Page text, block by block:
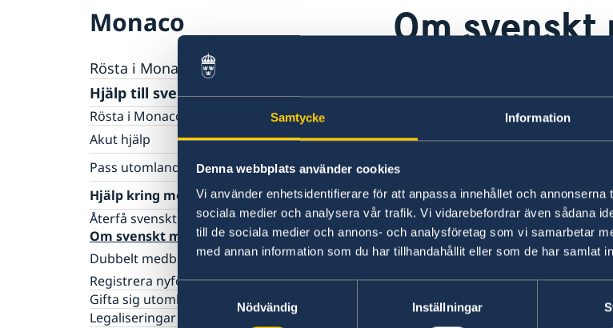
Samtycke Information
Denna webbplats använder cookies
Vi använder enhetsidentifierare för att anpassa innehållet och
sociala medier och analysera vår trafik. Vi vidarebefordrar även sådana
till de sociala medier och annons- och analysföretag som vi samarbetar
med annan information som du har tillhandahållit eller som de har samlat
Samtyckesval
Nödvändig
Inställningar
Monaco
Rösta i Monaco
Hjälp till svenskar i Monaco
Rösta i Monaco
Akut hjälp
Ekonomiskt nödställd
Om du blir sjuk eller råkar ut för en olycka
Juridisk hjälp i utlandet
Dödsfall
Larmcentraler
Hemtransport
Pass utomlands
Förlust av pass
Förnyelse av pass för vuxna
Förnyelse av pass för barn under 18 år
Ansökan om pass för barn under 18 år
Provisoriskt pass
Nationellt id-kort
Samordningsnummer
Hjälp kring medborgarskap
Återfå svenskt medborgarskap
Om svenskt medborgarskap
Dubbelt medborgarskap
Ansökan om att behålla sitt svenska
medborgarskap
Registrera nyfödd utomlands
Gifta sig utomlands
Legaliseringar
Om
Svenskt medborgarskap
Här finns grundläggande
dessutom ytterligare villkor.